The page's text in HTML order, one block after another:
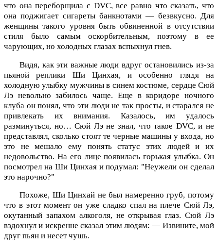
что она переборщила с DVC, все равно что сказать, что
она поджигает сигареты банкнотами — безвкусно. Для
женщины такого уровня быть обвиненной в отсутствии
стиля было самым оскорбительным, поэтому в ее
чарующих, но холодных глазах вспыхнул гнев.
Видя, как эти важные люди вдруг остановились из-за
пьяной реплики Ши Цинхая, и особенно глядя на
холодную улыбку мужчины в синем костюме, сердце Сюй
Лэ невольно забилось чаще. Еще в коридоре ночного
клуба он понял, что эти люди не так просты, и старался не
привлекать их внимания. Казалось, им удалось
разминуться, но… Сюй Лэ не знал, что такое DVC, и не
представлял, сколько стоят те черные машины у входа, но
это не мешало ему понять статус этих людей и их
недовольство. На его лице появилась горькая улыбка. Он
посмотрел на Ши Цинхая и подумал: "Неужели он сделал
это нарочно?"
Похоже, Ши Цинхай не был намеренно груб, потому
что в этот момент он уже сладко спал на плече Сюй Лэ,
окутанный запахом алкоголя, не открывая глаз. Сюй Лэ
вздохнул и искренне сказал этим людям: — Извините, мой
друг пьян и несет чушь.